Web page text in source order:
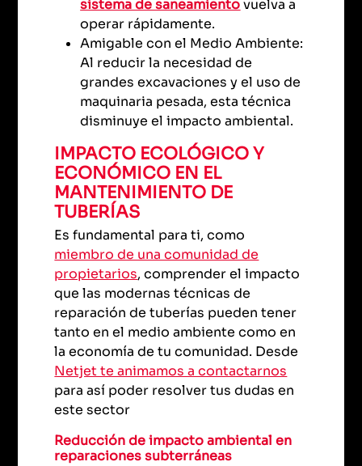
sistema de saneamientovuelva a
operar rápidamente.
Amigable con el Medio Ambiente:
Al reducir la necesidad de
grandes excavaciones y el uso de
maquinaria pesada, esta técnica
disminuye el impacto ambiental.
IMPACTO ECOLÓGICO Y
ECONÓMICO EN EL
MANTENIMIENTO DE
TUBERÍAS
Es fundamental para ti, como
miembro de una comunidad de
propietarios, comprender el impacto
que las modernas técnicas de
reparación de tuberías pueden tener
tanto en el medio ambiente como en
la economía de tu comunidad. Desde
Netjet te animamos a contactarnos
para así poder resolver tus dudas en
este sector
Reducción de impacto ambiental en
reparaciones subterráneas